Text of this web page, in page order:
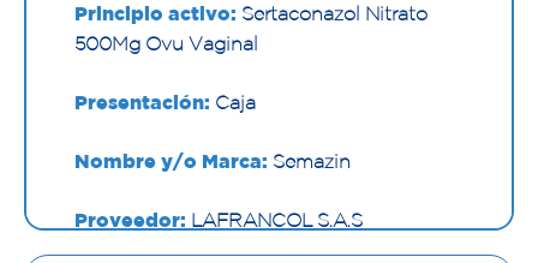
Principio activo: Sertaconazol Nitrato
500Mg Ovu Vaginal
Presentación: Caja
Nombre y/o Marca: Semazin
Proveedor: LAFRANCOL S.A.S